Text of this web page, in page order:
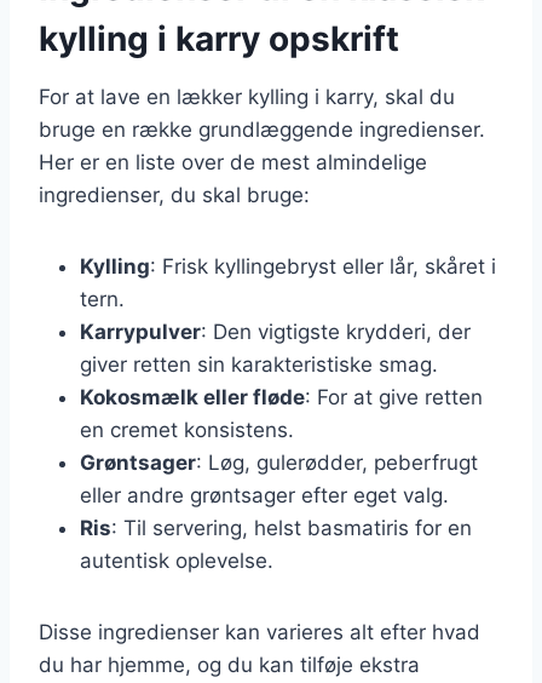
kylling i karry opskrift
For at lave en lækker kylling i karry, skal du
bruge en række grundlæggende ingredienser.
Her er en liste over de mest almindelige
ingredienser, du skal bruge:
Kylling: Frisk kyllingebryst eller lår, skåret i
tern.
Karrypulver: Den vigtigste krydderi, der
giver retten sin karakteristiske smag.
Kokosmælk eller fløde: For at give retten
en cremet konsistens.
Grøntsager: Løg, gulerødder, peberfrugt
eller andre grøntsager efter eget valg.
Ris: Til servering, helst basmatiris for en
autentisk oplevelse.
Disse ingredienser kan varieres alt efter hvad
du har hjemme, og du kan tilføje ekstra